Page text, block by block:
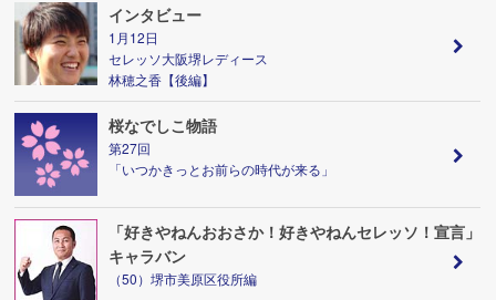
インタビュー
1月12日
セレッソ大阪堺レディース
林穂之香【後編】
桜なでしこ物語
第27回
「いつかきっとお前らの時代が来る」
「好きやねんおおさか！好きやねんセレッソ！宣言」
キャラバン
（50）堺市美原区役所編